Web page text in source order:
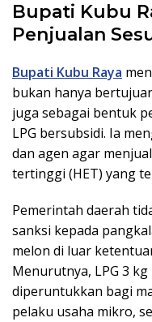
Bupati Kubu
Penjualan
Bupati Kubu Raya
bukan hanya
juga sebagai bentuk
LPG bersubsidi. Ia
dan agen agar
tertinggi (HET) yang
Pemerintah daerah
sanksi kepada
melon di luar
Menurutnya, LPG 3
diperuntukkan bagi
pelaku usaha mikro,